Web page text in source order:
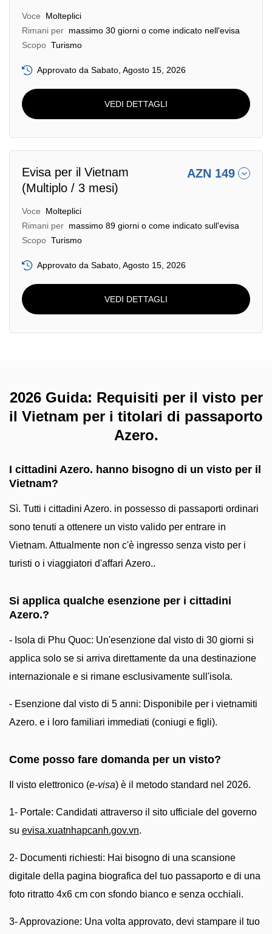
Voce
Molteplici
Rimani per massimo 30 giorni o come indicato nell'evisa
Scopo Turismo
Approvato da Sabato, Agosto 15, 2026
VEDI DETTAGLI
Evisa per il Vietnam
(Multiplo / 3 mesi)
AZN 149
Voce
Molteplici
Rimani per massimo 89 giorni o come indicato sull'evisa
Scopo Turismo
Approvato da Sabato, Agosto 15, 2026
VEDI DETTAGLI
2026 Guida: Requisiti per il visto per
il Vietnam per i titolari di passaporto
Azero.
I cittadini Azero. hanno bisogno di un visto per il
Vietnam?
Sì. Tutti i cittadini Azero. in possesso di passaporti ordinari
sono tenuti a ottenere un visto valido per entrare in
Vietnam. Attualmente non c'è ingresso senza visto per i
turisti o i viaggiatori d'affari Azero..
Si applica qualche esenzione per i cittadini
Azero.?
- Isola di Phu Quoc: Un'esenzione dal visto di 30 giorni si
applica solo se si arriva direttamente da una destinazione
internazionale e si rimane esclusivamente sull'isola.
- Esenzione dal visto di 5 anni: Disponibile per i vietnamiti
Azero. e i loro familiari immediati (coniugi e figli).
Come posso fare domanda per un visto?
Il visto elettronico (e-visa) è il metodo standard nel 2026.
1- Portale: Candidati attraverso il sito ufficiale del governo
su evisa.xuatnhapcanh.gov.vn.
2- Documenti richiesti: Hai bisogno di una scansione
digitale della pagina biografica del tuo passaporto e di una
foto ritratto 4x6 cm con sfondo bianco e senza occhiali.
3- Approvazione: Una volta approvato, devi stampare il tuo